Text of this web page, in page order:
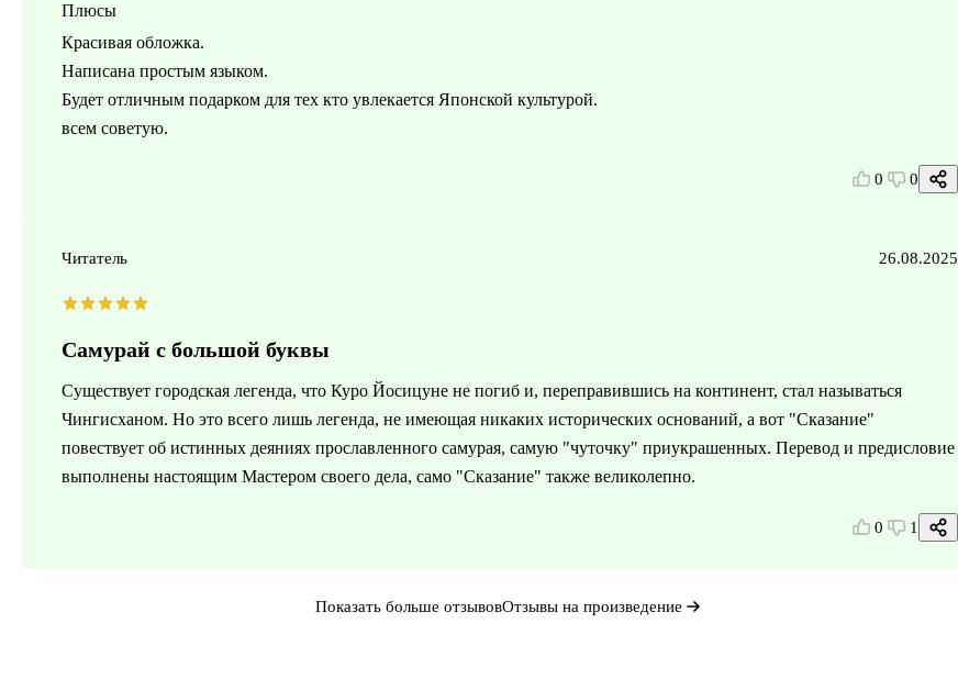
Плюсы
Красивая обложка.
Написана простым языком.
Будет отличным подарком для тех кто увлекается Японской культурой.
всем советую.
0 0
Читатель 26.08.2025
Самурай с большой буквы
Существует городская легенда, что Куро Йосицуне не погиб и, переправившись на континент, стал называться
Чингисханом. Но это всего лишь легенда, не имеющая никаких исторических оснований, а вот "Сказание"
повествует об истинных деяниях прославленного самурая, самую "чуточку" приукрашенных. Перевод и предисловие
выполнены настоящим Мастером своего дела, само "Сказание" также великолепно.
0 1
Показать больше отзывовОтзывы на произведение